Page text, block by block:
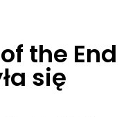
the End
się